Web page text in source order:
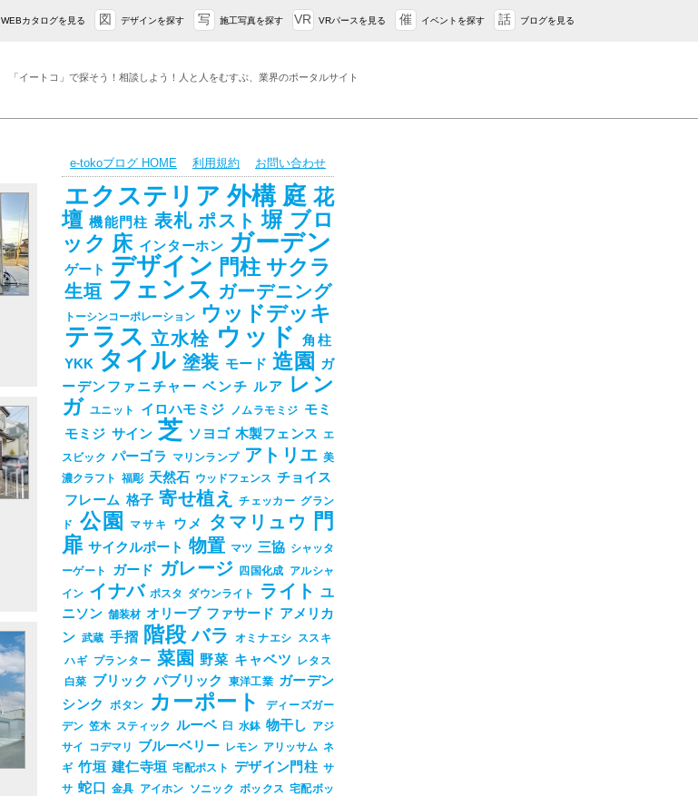
WEBカタログを見る 図 デザインを探す 写 施工写真を探す VR VRパースを見る 催 イベントを探す 話 ブログを見る
「イートコ」で探そう！相談しよう！人と人をむすぶ、業界のポータルサイト
e-tokoブログ HOME 利用規約 お問い合わせ
エクステリア 外構 庭 花
壇 機能門柱 表札 ポスト 塀 ブロ
ック 床 インターホン ガーデン
ゲート デザイン 門柱 サクラ
生垣 フェンス ガーデニング
トーシンコーポレーション ウッドデッキ
テラス 立水栓 ウッド
角柱
YKK タイル 塗装 モード 造園
ガ
ーデンファニチャー ベンチ ルア
レン
ガ ユニット イロハモミジ ノムラモミジ モミ
モミジ サイン 芝 ソヨゴ 木製フェンス エ
スビック パーゴラ マリンランプ アトリエ 美
濃クラフト 福彫 天然石 ウッドフェンス チョイス
フレーム 格子 寄せ植え チェッカー グラン
ド
公園 マサキ ウメ タマリュウ
門
扉 サイクルポート 物置 マツ 三協 シャッタ
ーゲート
ガード ガレージ 四国化成 アルシャ
イン イナバ ポスタ ダウンライト ライト ユ
ニソン 舗装材 オリーブ ファサード アメリカ
ン 武蔵 手摺 階段 バラ オミナエシ ススキ
ハギ プランター 菜園 野菜 キャベツ
レタス
白菜 ブリック パブリック 東洋工業 ガーデン
シンク
ボタン カーポート
ディーズガー
デン 笠木 スティック ルーベ 臼 水鉢 物干し アジ
サイ コデマリ ブルーベリー レモン アリッサム ネ
ギ 竹垣 建仁寺垣 宅配ポスト デザイン門柱 サ
サ 蛇口 金具 アイホン ソニック ボックス 宅配ボッ